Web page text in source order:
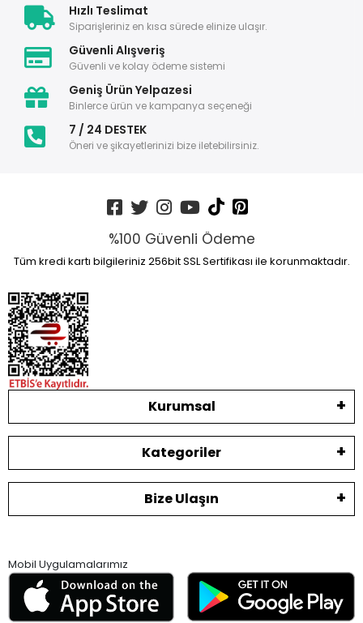
Hızlı Teslimat
Siparişleriniz en kısa sürede elinize ulaşır.
Güvenli Alışveriş
Güvenli ve kolay ödeme sistemi
Geniş Ürün Yelpazesi
Binlerce ürün ve kampanya seçeneği
7 / 24 DESTEK
Öneri ve şikayetlerinizi bize iletebilirsiniz.
%100 Güvenli Ödeme
Tüm kredi kartı bilgileriniz 256bit SSL Sertifikası ile korunmaktadır.
Kurumsal
Kategoriler
Bize Ulaşın
Mobil Uygulamalarımız